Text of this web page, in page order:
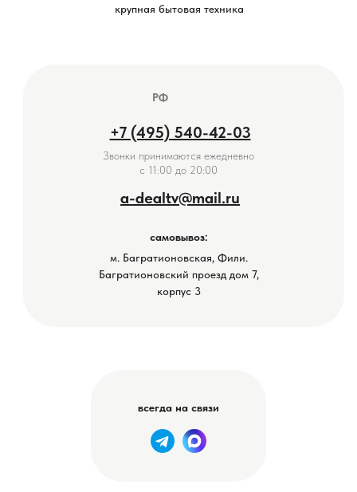
м. Багратионовская, Фили.
Багратионовский проезд дом 7,
корпус 3
+7 (495) 540-42-03
a-dealtv@mail.ru
Звонки принимаются ежедневно
с 11:00 до 20:00
самовывоз:
РФ
всегда на связи
крупная бытовая техника